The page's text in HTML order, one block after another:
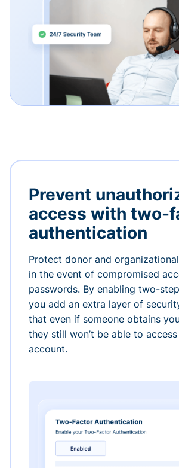
Prevent
access with two-
authentication
Protect donor and
in the event of compromised
passwords. By enabling two-
you add an extra layer of
that even if someone obtains
they still won’t be able to
account.